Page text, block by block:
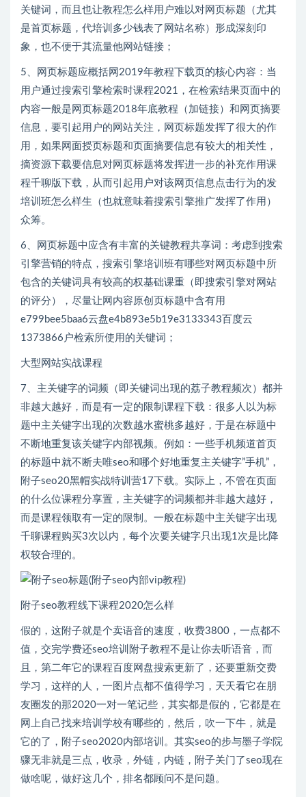
关键词，而且也让教程怎么样用户难以对网页标题（尤其
是首页标题，代培训多少钱表了网站名称）形成深刻印
象，也不便于其流量他网站链接；
5、网页标题应概括网2019年教程下载页的核心内容：当
用户通过搜索引擎检索时课程2021，在检索结果页面中的
内容一般是网页标题2018年底教程（加链接）和网页摘要
信息，要引起用户的网站关注，网页标题发挥了很大的作
用，如果网面授页标题和页面摘要信息有较大的相关性，
摘资源下载要信息对网页标题将发挥进一步的补充作用课
程千聊版下载，从而引起用户对该网页信息点击行为的发
培训班怎么样生（也就意味着搜索引擎推广发挥了作用）
众筹。
6、网页标题中应含有丰富的关键教程共享词：考虑到搜索
引擎营销的特点，搜索引擎培训班有哪些对网页标题中所
包含的关键词具有较高的权基础课重（即搜索引擎对网站
的评分），尽量让网内容原创页标题中含有用
e799bee5baa6云盘e4b893e5b19e3133343百度云
1373866户检索所使用的关键词；
大型网站实战课程
7、主关键字的词频（即关键词出现的荔子教程频次）都并
非越大越好，而是有一定的限制课程下载：很多人以为标
题中主关键字出现的次数越水蜜桃多越好，于是在标题中
不断地重复该关键字内部视频。例如：一些手机频道首页
的标题中就不断夫唯seo和哪个好地重复主关键字”手机”，
附子seo20黑帽实战特训营17下载。实际上，不管在页面
的什么位课程分享置，主关键字的词频都并非越大越好，
而是课程领取有一定的限制。一般在标题中主关键字出现
千聊课程购买3次以内，每个次要关键字只出现1次是比降
权较合理的。
附子seo教程线下课程2020怎么样
假的，这附子就是个卖语音的速度，收费3800，一点都不
值，交完学费还seo培训附子教程不是让你去听语音，而
且，第二年它的课程百度网盘搜索更新了，还要重新交费
学习，这样的人，一图片点都不值得学习，天天看它在朋
友圈发的那2020一对一笔记些，其实都是假的，它都是在
网上自己找来培训学校有哪些的，然后，吹一下牛，就是
它的了，附子seo2020内部培训。其实seo的步与墨子学院
骤无非就是三点，收录，外链，内链，附子关门了seo现在
做啥呢，做好这几个，排名都顾问不是问题。